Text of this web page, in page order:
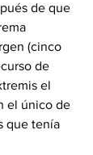
de que
(cinco
de
el
el único de
que tenía